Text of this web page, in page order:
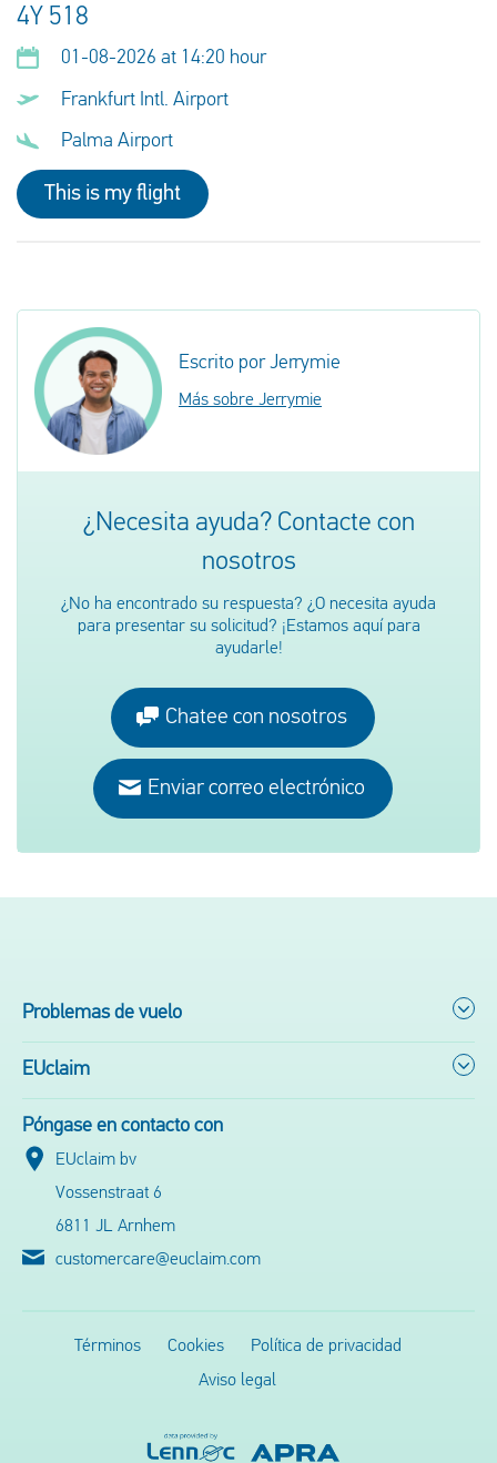
4Y 518
01-08-2026 at 14:20 hour
Frankfurt Intl. Airport
Palma Airport
This is my flight
Escrito por Jerrymie
Más sobre Jerrymie
¿Necesita ayuda? Contacte con
nosotros
¿No ha encontrado su respuesta? ¿O necesita ayuda
para presentar su solicitud? ¡Estamos aquí para
ayudarle!
Chatee con nosotros
Enviar correo electrónico
Problemas de vuelo
EUclaim
Póngase en contacto con
EUclaim bv
Vossenstraat 6
6811 JL Arnhem
customercare@euclaim.com
Términos Cookies
Política de privacidad
Aviso legal